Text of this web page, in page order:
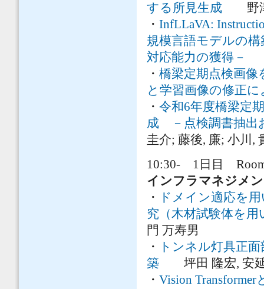
する所見生成 野津
・ InfLLaVA:
規模言語モデルの
対応能力の獲得－
・ 橋梁定期点検画
と学習画像の修正
・ 令和6年度橋梁定
成 －点検調書抽出
圭介; 藤後, 廉; 小川,
10:30- 1日目
インフラマネジメ
・
ドメイン適応を
究（木材試験体を用
門 万寿男
・
トンネル灯具正
築 坪田 隆宏, 安延
・ Vision